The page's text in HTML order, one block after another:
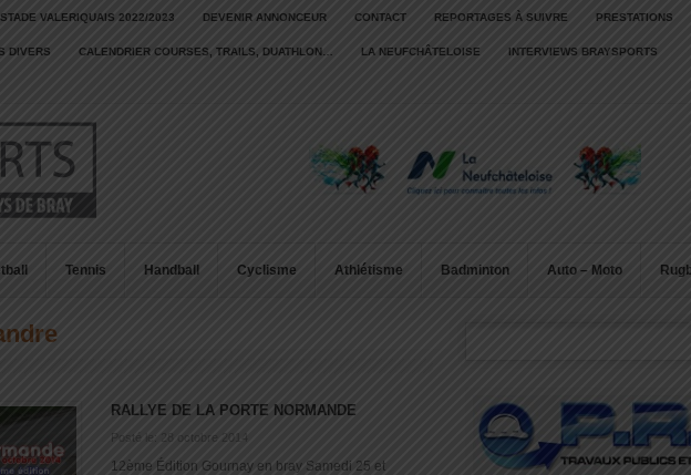
STADE VALERIQUAIS 2022/2023 DEVENIR ANNONCEUR CONTACT REPORTAGES À SUIVRE PRESTATIONS
DIVERS CALENDRIER COURSES, TRAILS, DUATHLON… LA NEUFCHÂTELOISE INTERVIEWS BRAYSPORTS
Tennis Handball Cyclisme Athlétisme Badminton Auto – Moto
RALLYE DE LA PORTE NORMANDE
Posté le: 28 octobre 2014
12ème Édition Gournay en bray Samedi 25 et